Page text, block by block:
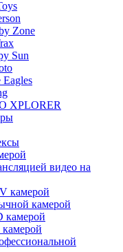
Zone
Sun
XPLORER
видео на
камерой
камерой
камерой